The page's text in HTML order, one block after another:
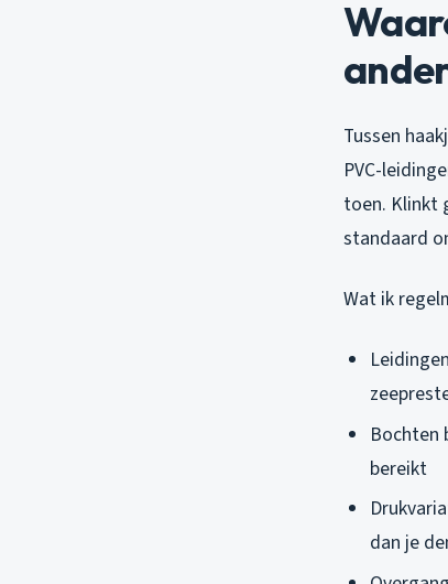
Tussen
PVC-
toen. Klinkt
standaard
Wat ik
Bochten
bereikt
dan je